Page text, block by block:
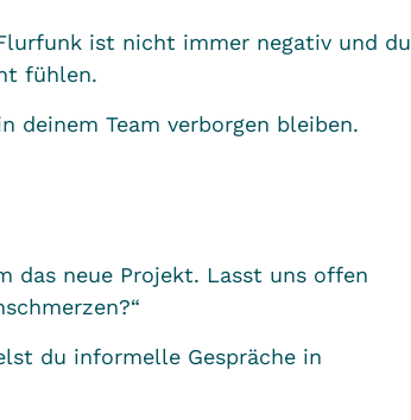
ist nicht immer negativ und du
fühlen.
deinem Team verborgen bleiben.
das neue Projekt. Lasst uns offen
du informelle Gespräche in